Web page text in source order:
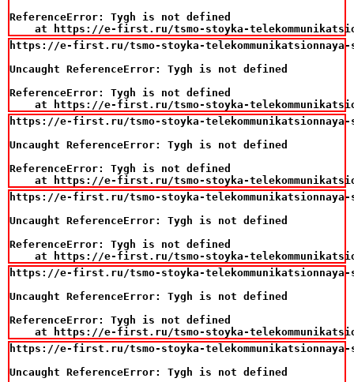
ReferenceError: Tygh is not defined
at https://e-first.ru/tsmo-stoyka-
https://e-first.ru/tsmo-stoyka-telekommunikatsionnaya-
Uncaught ReferenceError: Tygh is not defined
ReferenceError: Tygh is not defined
at https://e-first.ru/tsmo-stoyka-
https://e-first.ru/tsmo-stoyka-telekommunikatsionnaya-
Uncaught ReferenceError: Tygh is not defined
ReferenceError: Tygh is not defined
at https://e-first.ru/tsmo-stoyka-
https://e-first.ru/tsmo-stoyka-telekommunikatsionnaya-
Uncaught ReferenceError: Tygh is not defined
ReferenceError: Tygh is not defined
at https://e-first.ru/tsmo-stoyka-
https://e-first.ru/tsmo-stoyka-telekommunikatsionnaya-
Uncaught ReferenceError: Tygh is not defined
ReferenceError: Tygh is not defined
at https://e-first.ru/tsmo-stoyka-
https://e-first.ru/tsmo-stoyka-telekommunikatsionnaya-
Uncaught ReferenceError: Tygh is not defined